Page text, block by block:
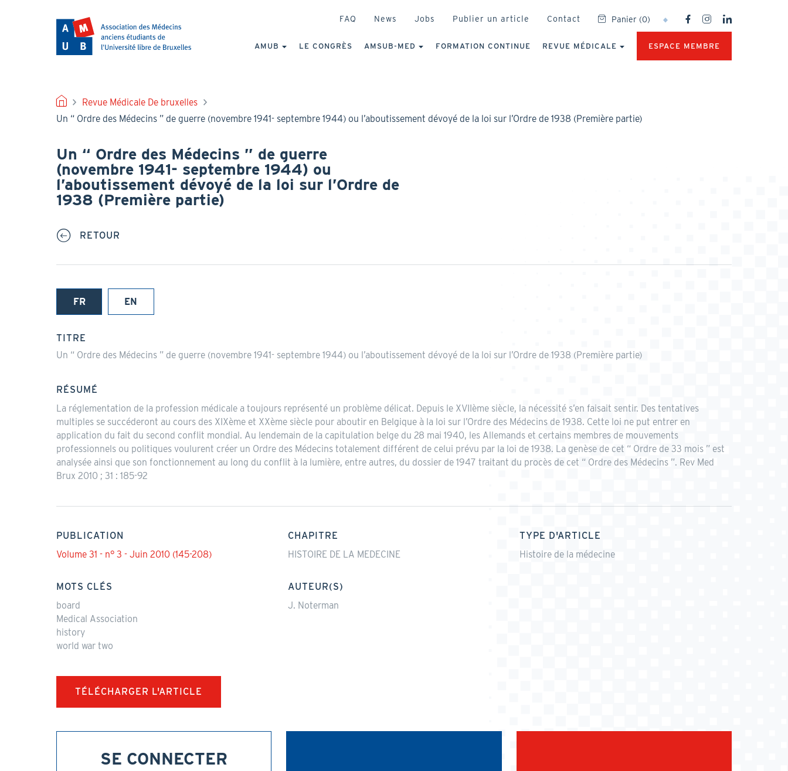
HEADER
FAQ News Jobs Publier un article Contact Panier (0)
SOCIAL
NETWORKS
PRINCIPALE
AMUB LE CONGRÈS AMSUB-MED FORMATION CONTINUE REVUE MÉDICALE ESPACE MEMBRE
FILRevue Médicale De bruxelles
Un “ Ordre des Médecins ” de guerre (novembre 1941- septembre 1944) ou l’aboutissement dévoyé de la loi sur l’Ordre de 1938 (Première partie)
Un “ Ordre des Médecins ” de guerre
(novembre 1941- septembre 1944) ou
l’aboutissement dévoyé de la loi sur l’Ordre de
1938 (Première partie)
RETOUR
FR
(onglet
EN
TITRE
Un “ Ordre des Médecins ” de guerre (novembre 1941- septembre 1944) ou l’aboutissement dévoyé de la loi sur l’Ordre de 1938 (Première partie)
RÉSUMÉ
La réglementation de la profession médicale a toujours représenté un problème délicat. Depuis le XVIIème siècle, la nécessité s’en faisait sentir. Des tentatives
multiples se succéderont au cours des XIXème et XXème siècle pour aboutir en Belgique à la loi sur l’Ordre des Médecins de 1938. Cette loi ne put entrer en
application du fait du second conflit mondial. Au lendemain de la capitulation belge du 28 mai 1940, les Allemands et certains membres de mouvements
professionnels ou politiques voulurent créer un Ordre des Médecins totalement différent de celui prévu par la loi de 1938. La genèse de cet “ Ordre de 33 mois ” est
analysée ainsi que son fonctionnement au long du conflit à la lumière, entre autres, du dossier de 1947 traitant du procès de cet “ Ordre des Médecins ”. Rev Med
Brux 2010 ; 31 : 185-92
PUBLICATION
Volume 31 - n° 3 - Juin 2010 (145-208)
CHAPITRE
HISTOIRE DE LA MEDECINE
TYPE D'ARTICLE
Histoire de la médecine
MOTS CLÉS
board
Medical Association
history
world war two
AUTEUR(S)
J. Noterman
TÉLÉCHARGER L'ARTICLE
SE CONNECTER